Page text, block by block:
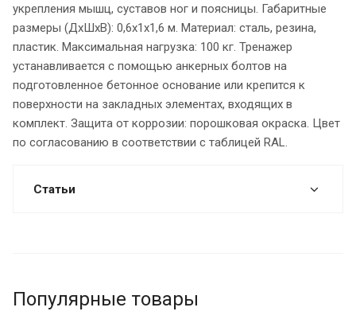
укрепления мышц, суставов ног и поясницы. Габаритные
размеры (ДхШхВ): 0,6х1х1,6 м. Материал: сталь, резина,
пластик. Максимальная нагрузка: 100 кг. Тренажер
устанавливается с помощью анкерных болтов на
подготовленное бетонное основание или крепится к
поверхности на закладных элементах, входящих в
комплект. Защита от коррозии: порошковая окраска. Цвет
по согласованию в соответствии с таблицей RAL.
Статьи
Популярные товары